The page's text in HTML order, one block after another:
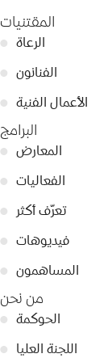
المقتنيات
● الرعاة
● الفنانون
● الأعمال الفنية
البرامج
● المعارض
● الفعاليات
●
تعرّف أكثر
● فيديوهات
● المساهمون
من نحن
● الحوكمة
● اللجنة العليا